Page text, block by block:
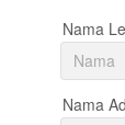
Nama
Nama